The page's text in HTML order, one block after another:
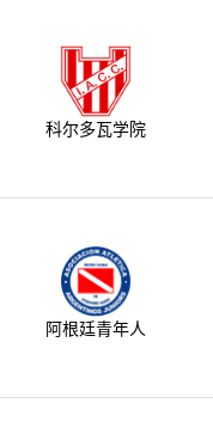
科尔多瓦学院
阿根廷青年人